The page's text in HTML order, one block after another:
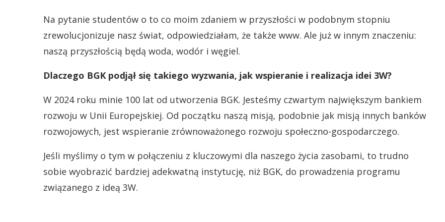
Na pytanie studentów o to co moim zdaniem w przyszłości w podobnym stopniu
zrewolucjonizuje nasz świat, odpowiedziałam, że także www. Ale już w innym znaczeniu:
naszą przyszłością będą woda, wodór i węgiel.
Dlaczego BGK podjął się takiego wyzwania, jak wspieranie i realizacja idei 3W?
W 2024 roku minie 100 lat od utworzenia BGK. Jesteśmy czwartym największym bankiem
rozwoju w Unii Europejskiej. Od początku naszą misją, podobnie jak misją innych banków
rozwojowych, jest wspieranie zrównoważonego rozwoju społeczno-gospodarczego.
Jeśli myślimy o tym w połączeniu z kluczowymi dla naszego życia zasobami, to trudno
sobie wyobrazić bardziej adekwatną instytucję, niż BGK, do prowadzenia programu
związanego z ideą 3W.